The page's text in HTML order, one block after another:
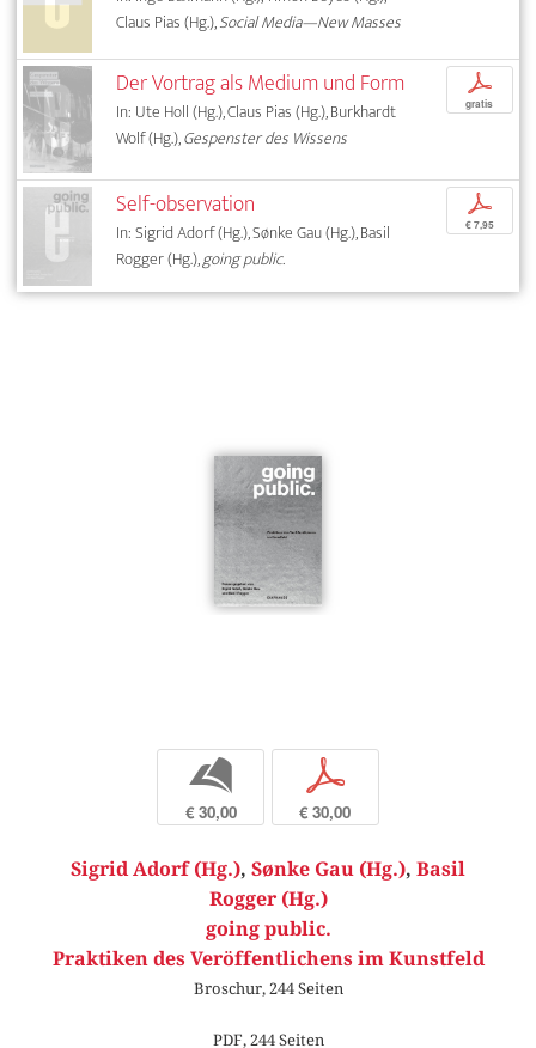
Claus Pias (Hg.),Social Media—New Masses
Der Vortrag als Medium und Form
In: Ute Holl (Hg.), Claus Pias (Hg.), Burkhardt
Wolf (Hg.),Gespenster des Wissens
p
gratis
Self-observation
In: Sigrid Adorf (Hg.), Sønke Gau (Hg.), Basil
Rogger (Hg.),going public.
p
€ 7,95
b
€ 30,00
p
€ 30,00
Sigrid Adorf (Hg.), Sønke Gau (Hg.), Basil
Rogger (Hg.)
going public.
Praktiken des Veröffentlichens im Kunstfeld
Broschur, 244 Seiten
PDF, 244 Seiten